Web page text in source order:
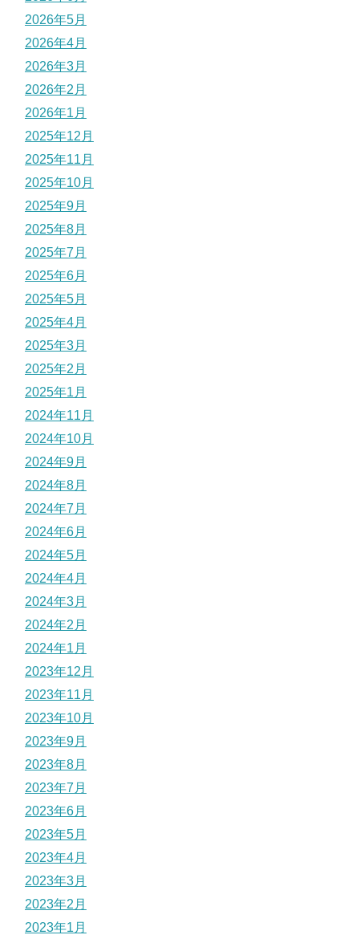
2026年5月
2026年4月
2026年3月
2026年2月
2026年1月
2025年12月
2025年11月
2025年10月
2025年9月
2025年8月
2025年7月
2025年6月
2025年5月
2025年4月
2025年3月
2025年2月
2025年1月
2024年11月
2024年10月
2024年9月
2024年8月
2024年7月
2024年6月
2024年5月
2024年4月
2024年3月
2024年2月
2024年1月
2023年12月
2023年11月
2023年10月
2023年9月
2023年8月
2023年7月
2023年6月
2023年5月
2023年4月
2023年3月
2023年2月
2023年1月